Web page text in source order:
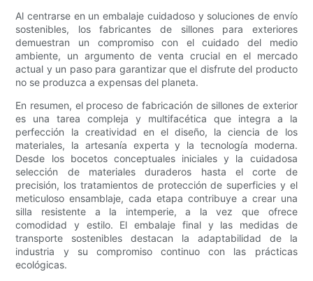
Al centrarse en un embalaje cuidadoso y soluciones de envío
sostenibles, los fabricantes de sillones para exteriores
demuestran un compromiso con el cuidado del medio
ambiente, un argumento de venta crucial en el mercado
actual y un paso para garantizar que el disfrute del producto
no se produzca a expensas del planeta.
En resumen, el proceso de fabricación de sillones de exterior
es una tarea compleja y multifacética que integra a la
perfección la creatividad en el diseño, la ciencia de los
materiales, la artesanía experta y la tecnología moderna.
Desde los bocetos conceptuales iniciales y la cuidadosa
selección de materiales duraderos hasta el corte de
precisión, los tratamientos de protección de superficies y el
meticuloso ensamblaje, cada etapa contribuye a crear una
silla resistente a la intemperie, a la vez que ofrece
comodidad y estilo. El embalaje final y las medidas de
transporte sostenibles destacan la adaptabilidad de la
industria y su compromiso continuo con las prácticas
ecológicas.